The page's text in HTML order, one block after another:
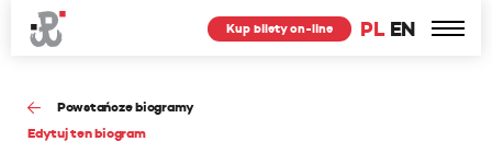
PL EN
Kup bilety on-line
Powstańcze biogramy
Edytuj ten biogram